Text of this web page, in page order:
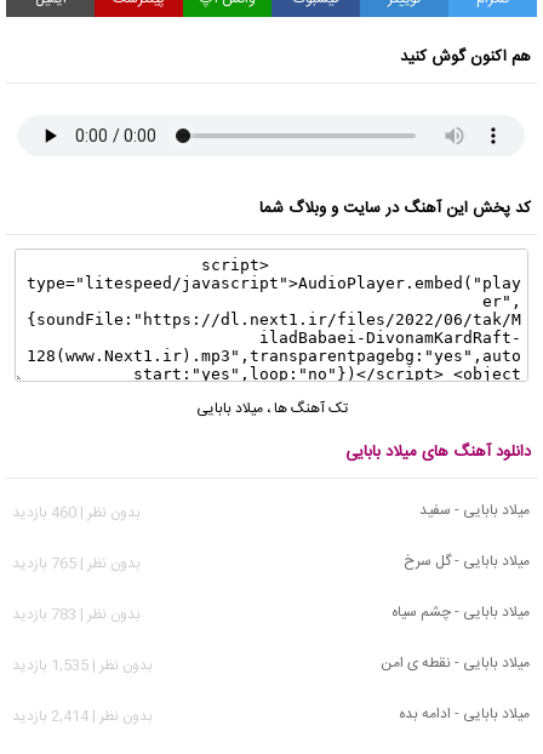
هم اکنون گوش کنید
کد پخش این آهنگ در سایت و وبلاگ شما
تک آهنگ ها،میلاد بابایی
دانلود آهنگ های میلاد بابایی
میلاد بابایی - سفید
بدون نظر | 460 بازدید
میلاد بابایی - گل سرخ
بدون نظر | 765 بازدید
میلاد بابایی - چشم سیاه
بدون نظر | 783 بازدید
میلاد بابایی - نقطه ی امن
بدون نظر | 1,535 بازدید
میلاد بابایی - ادامه بده
بدون نظر | 2,414 بازدید